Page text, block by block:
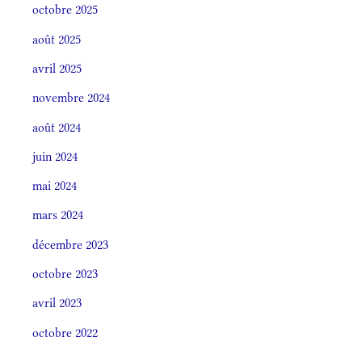
octobre 2025
août 2025
avril 2025
novembre 2024
août 2024
juin 2024
mai 2024
mars 2024
décembre 2023
octobre 2023
avril 2023
octobre 2022